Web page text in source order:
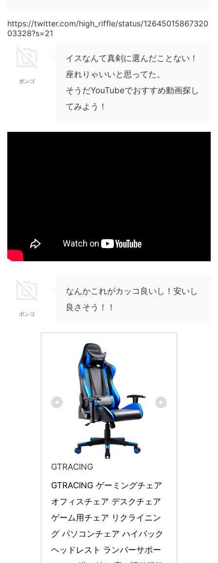
https://twitter.com/high_riffle/status/12645015867320
03328?s=21
ボンゴ
イスなんて真剣に選んだことない！
座れりゃいいと思ってた。
そうだYouTubeでおすすめ動画探し
てみよう！
ボンゴ
なんかこれがカッコ良いし！安いし
良さそう！！
GTRACING
GTRACING ゲーミングチェア
オフィスチェア デスクチェア
ゲーム用チェア リクライニン
グ パソコンチェア ハイバック
ヘッドレスト ランバーサポー